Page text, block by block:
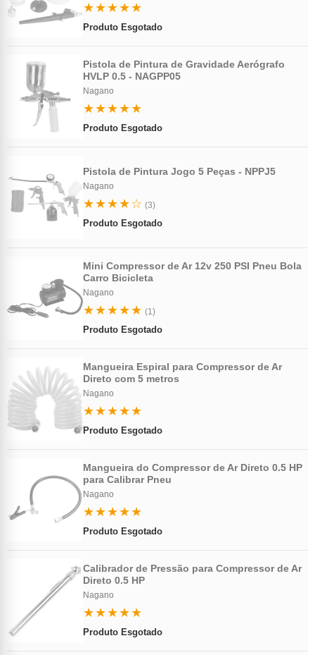
★★★★★
Produto Esgotado
Pistola de Pintura de Gravidade Aerógrafo
HVLP 0.5 - NAGPP05
Nagano
★★★★★
Produto Esgotado
Pistola de Pintura Jogo 5 Peças - NPPJ5
Nagano
★★★★☆ (3)
Produto Esgotado
Mini Compressor de Ar 12v 250 PSI Pneu Bola
Carro Bicicleta
Nagano
★★★★★ (1)
Produto Esgotado
Mangueira Espiral para Compressor de Ar
Direto com 5 metros
Nagano
★★★★★
Produto Esgotado
Mangueira do Compressor de Ar Direto 0.5 HP
para Calibrar Pneu
Nagano
★★★★★
Produto Esgotado
Calibrador de Pressão para Compressor de Ar
Direto 0.5 HP
Nagano
★★★★★
Produto Esgotado